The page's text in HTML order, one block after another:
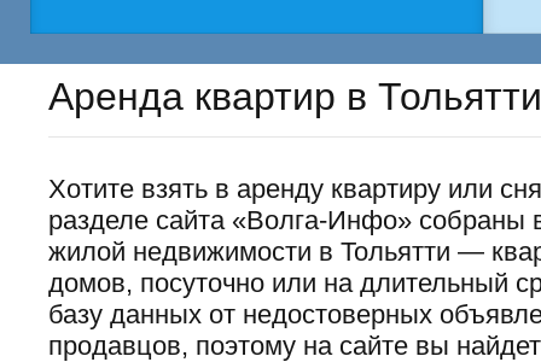
Аренда квартир в Тольятти
Хотите взять в аренду квартиру или
разделе сайта «Волга-Инфо» собраны
жилой недвижимости в Тольятти —
домов, посуточно или на длительный
базу данных от недостоверных
продавцов, поэтому на сайте вы